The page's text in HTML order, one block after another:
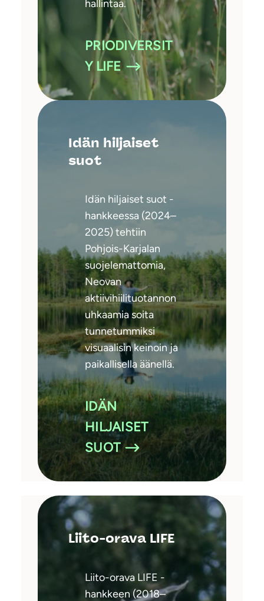
hallintaa.
PRIODIVERSIT
Y LIFE
Idän hiljaiset
suot
Idän hiljaiset suot -
hankkeessa (2024–
2025) tehtiin
Pohjois-Karjalan
suojelemattomia,
Neovan
aktiivihiilituotannon
uhkaamia soita
tunnetummiksi
visuaalisin keinoin ja
paikallisella äänellä.
IDÄN
HILJAISET
SUOT
Liito-orava LIFE
Liito-orava LIFE -
hankkeen (2018–